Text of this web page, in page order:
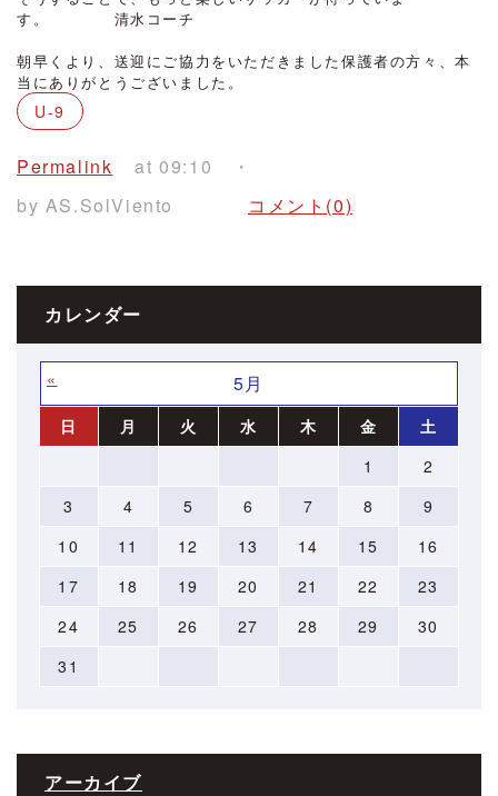
す。 清水コーチ
朝早くより、送迎にご協力をいただきました保護者の方々、本
当にありがとうございました。
U-9
Permalink
by AS.SolViento
at 09:10
コメント(0)
カレンダー
« 5月
日 月 火 水 木 金
土
1
2
3
4 5 6 7 8
9
10
11 12 13 14 15
16
17
18 19 20 21 22
23
24
25 26 27 28 29
30
31
アーカイブ